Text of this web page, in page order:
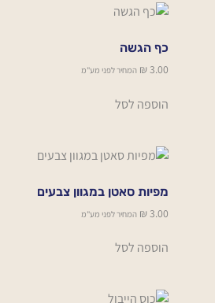
כף הגשה
₪3.00 המחיר לפני מע"מ
הוספה לסל
מפיות סאטן במגוון צבעים
₪3.00 המחיר לפני מע"מ
הוספה לסל